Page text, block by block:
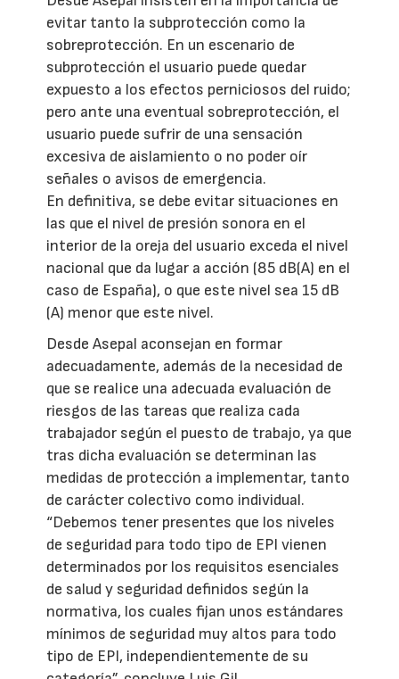
evitar tanto la subprotección como la
sobreprotección. En un escenario de
subprotección el usuario puede quedar
expuesto a los efectos perniciosos del ruido;
pero ante una eventual sobreprotección, el
usuario puede sufrir de una sensación
excesiva de aislamiento o no poder oír
señales o avisos de emergencia.
En definitiva, se debe evitar situaciones en
las que el nivel de presión sonora en el
interior de la oreja del usuario exceda el nivel
nacional que da lugar a acción (85 dB(A) en el
caso de España), o que este nivel sea 15 dB
(A) menor que este nivel.
Desde Asepal aconsejan en formar
adecuadamente, además de la necesidad de
que se realice una adecuada evaluación de
riesgos de las tareas que realiza cada
trabajador según el puesto de trabajo, ya que
tras dicha evaluación se determinan las
medidas de protección a implementar, tanto
de carácter colectivo como individual.
“Debemos tener presentes que los niveles
de seguridad para todo tipo de EPI vienen
determinados por los requisitos esenciales
de salud y seguridad definidos según la
normativa, los cuales fijan unos estándares
mínimos de seguridad muy altos para todo
tipo de EPI, independientemente de su